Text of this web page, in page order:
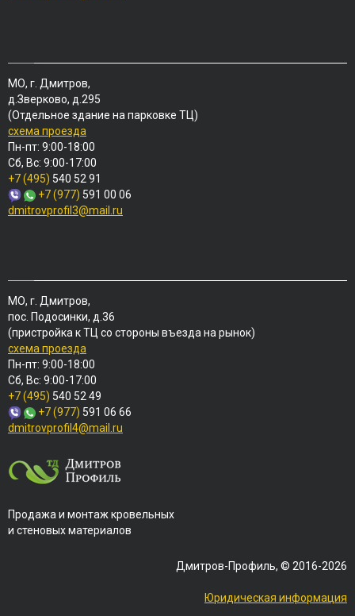
МО, г. Дмитров,
д.Зверково, д.295
(Отдельное здание на парковке ТЦ)
схема проезда
Пн-пт: 9:00-18:00
Сб, Вс: 9:00-17:00
+7 (495) 540 52 91
+7 (977) 591 00 06
dmitrovprofil3@mail.ru
МО, г. Дмитров,
пос. Подосинки, д.36
(пристройка к ТЦ со стороны въезда на рынок)
схема проезда
Пн-пт: 9:00-18:00
Сб, Вс: 9:00-17:00
+7 (495) 540 52 49
+7 (977) 591 06 66
dmitrovprofil4@mail.ru
Продажа и монтаж кровельных
и стеновых материалов
Дмитров-Профиль, © 2016-2026
Юридическая информация